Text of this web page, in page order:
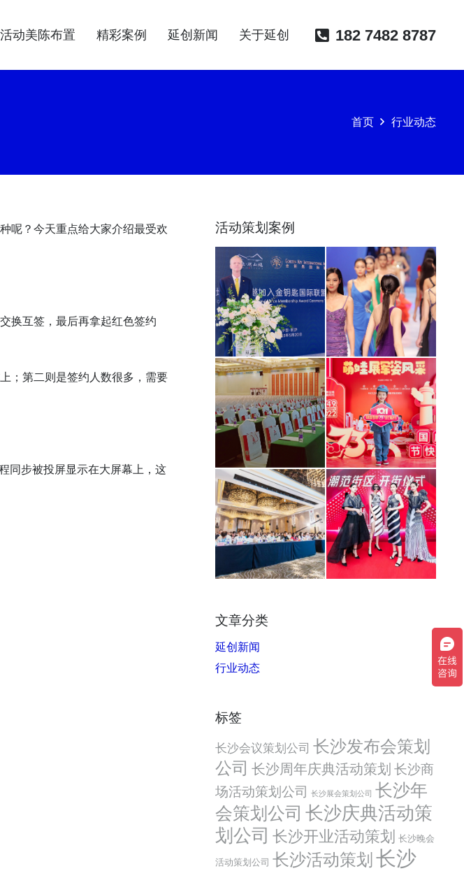
活动美陈布置 精彩案例 延创新闻 关于延创 182 7482 8787
首页 行业动态
呢？今天重点给大家介绍最受欢
换互签，最后再拿起红色签约
；第二则是签约人数很多，需要
同步被投屏显示在大屏幕上，这
活动策划案例
文章分类
延创新闻
行业动态
标签
长沙会议策划公司 长沙发布会策划
公司 长沙周年庆典活动策划 长沙商
场活动策划公司
长沙展会策划公司 长沙年
会策划公司 长沙庆典活动策
划公司 长沙开业活动策划 长沙晚会
活动策划公司 长沙活动策划 长沙